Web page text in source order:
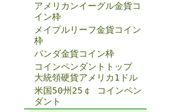
アメリカンイーグル金貨コ
イン枠
メイプルリーフ金貨コイン
枠
パンダ金貨コイン枠
コインペンダントトップ
大統領硬貨アメリカ1ドル
米国50州25￠ コインペン
ダント